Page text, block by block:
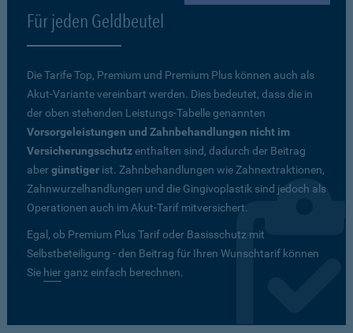
Für jeden Geldbeutel
Die Tarife Top, Premium und Premium Plus können auch als
Akut-Variante vereinbart werden. Dies bedeutet, dass die in
der oben stehenden Leistungs-Tabelle genannten
Vorsorgeleistungen und Zahnbehandlungen nicht im
Versicherungsschutzenthalten sind, dadurch der Beitrag
abergünstiger ist. Zahnbehandlungen wie Zahnextraktionen,
Zahnwurzelhandlungen und die Gingivoplastik sind jedoch als
Operationen auch im Akut-Tarif mitversichert.
Egal, ob Premium Plus Tarif oder Basisschutz mit
Selbstbeteiligung - den Beitrag für Ihren Wunschtarif können
Sie hierganz einfach berechnen.